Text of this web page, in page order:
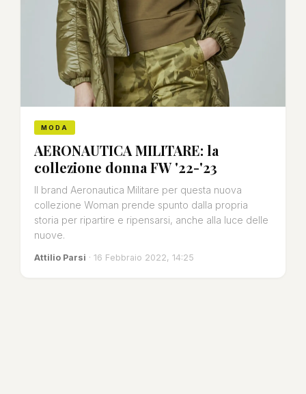
MODA
AERONAUTICA MILITARE: la
collezione donna FW '22-'23
Il brand Aeronautica Militare per questa nuova
collezione Woman prende spunto dalla propria
storia per ripartire e ripensarsi, anche alla luce delle
nuove.
Attilio Parsi · 16 Febbraio 2022, 14:25